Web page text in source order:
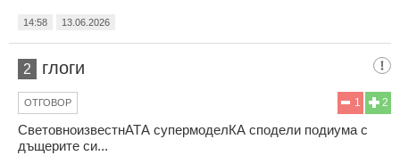
14:58 13.06.2026
2 глоги
2
1
ОТГОВОР
СветовноизвестнАТА супермоделКА сподели подиума с
дъщерите си...